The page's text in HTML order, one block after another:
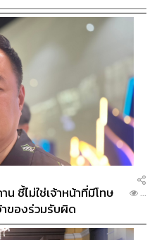
ชี้ไม่ใช่เจ้าหน้าที่มีโทษ
ของร่วมรับผิด
...